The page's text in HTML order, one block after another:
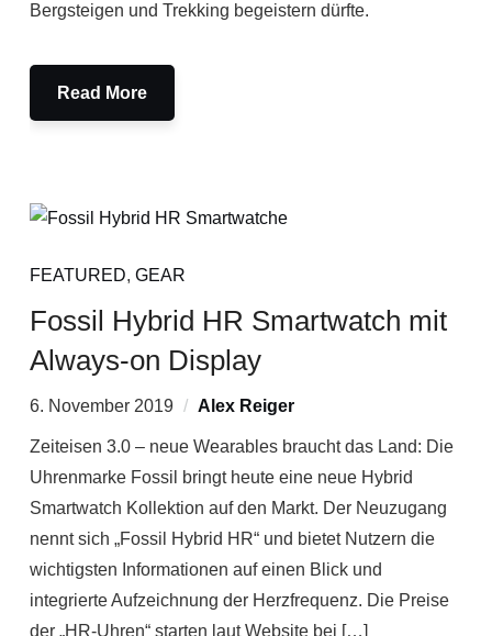
Bergsteigen und Trekking begeistern dürfte.
Read More
FEATURED, GEAR
Fossil Hybrid HR Smartwatch mit
Always-on Display
6. November 2019 Alex Reiger
Zeiteisen 3.0 – neue Wearables braucht das Land: Die
Uhrenmarke Fossil bringt heute eine neue Hybrid
Smartwatch Kollektion auf den Markt. Der Neuzugang
nennt sich „Fossil Hybrid HR“ und bietet Nutzern die
wichtigsten Informationen auf einen Blick und
integrierte Aufzeichnung der Herzfrequenz. Die Preise
der „HR-Uhren“ starten laut Website bei […]